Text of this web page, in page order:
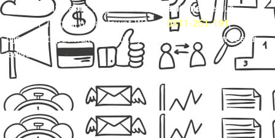
nggak tepat waktu. Begitu coba
Mitra Trans
, semua
berubah. Tinggal pesan lewat WA 👉 0811-251-191,
dijemput tepat waktu, duduk nyaman, sampai tujuan sesuai
jadwal.